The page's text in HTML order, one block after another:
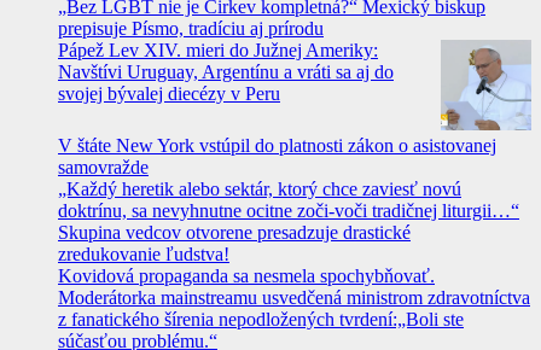
„Bez LGBT nie je Cirkev kompletná?“ Mexický biskup
prepisuje Písmo, tradíciu aj prírodu
Pápež Lev XIV. mieri do Južnej Ameriky:
Navštívi Uruguay, Argentínu a vráti sa aj do
svojej bývalej diecézy v Peru
V štáte New York vstúpil do platnosti zákon o asistovanej
samovražde
„Každý heretik alebo sektár, ktorý chce zaviesť novú
doktrínu, sa nevyhnutne ocitne zoči-voči tradičnej liturgii…“
Skupina vedcov otvorene presadzuje drastické
zredukovanie ľudstva!
Kovidová propaganda sa nesmela spochybňovať.
Moderátorka mainstreamu usvedčená ministrom zdravotníctva
z fanatického šírenia nepodložených tvrdení:„Boli ste
súčasťou problému.“